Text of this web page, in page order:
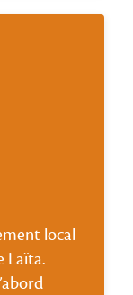
local
Laïta.